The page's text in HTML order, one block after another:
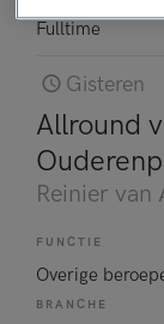
Fulltime
Gisteren
Allround
Reinier van
FUNCTIE
Overige
BRANCHE